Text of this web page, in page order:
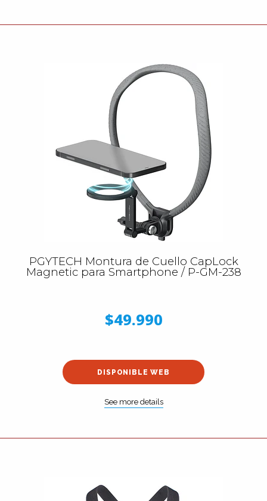
PGYTECH Montura de Cuello CapLock
Magnetic para Smartphone / P-GM-238
$49.990
DISPONIBLE WEB
See more details